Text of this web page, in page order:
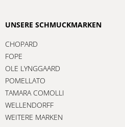
UNSERE SCHMUCKMARKEN
CHOPARD
FOPE
OLE LYNGGAARD
POMELLATO
TAMARA COMOLLI
WELLENDORFF
WEITERE MARKEN